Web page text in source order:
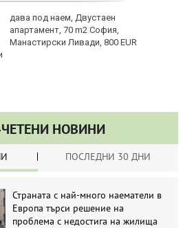
дава под наем, Двустаен
апартамент, 70 m2 София,
Манастирски Ливади, 800 EUR
НОВИНИ
ПОСЛЕДНИ 30 ДНИ
Страната с най-много наематели в
Европа търси решение на
проблема с недостига на жилища